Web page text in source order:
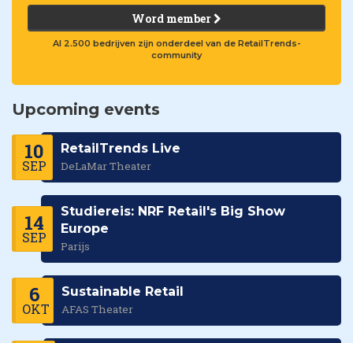
Word member
Al 2.500 bedrijven zijn onderdeel van de RetailTrends-
community
Upcoming events
10
SEP
RetailTrends Live
DeLaMar Theater
14
SEP
Studiereis: NRF Retail's Big Show
Europe
Parijs
6
OKT
Sustainable Retail
AFAS Theater